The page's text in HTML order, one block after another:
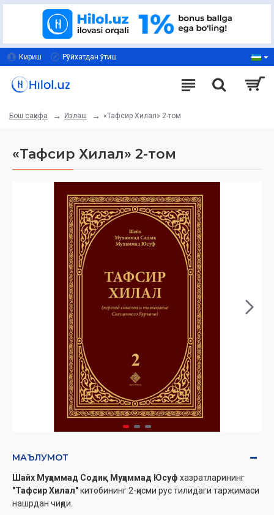
Кириш Рўйхатдан ўтиш
Бош саҳифа Излаш «Тафсир Хилал» 2-том
«Тафсир Хилал» 2-том
МАЪЛУМОТ
Шайх Муҳаммад Содиқ Муҳаммад Юсуф хазратларининг
"Тафсир Хилал"китобининг 2-қисми рус тилидаги таржимаси
нашрдан чиқди.